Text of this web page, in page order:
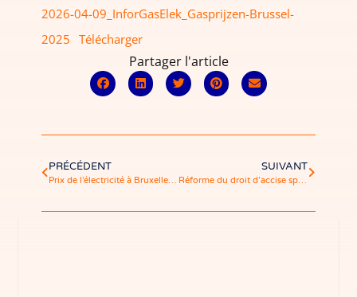
2026-04-09_InforGasElek_Gasprijzen-Brussel-
2025 Télécharger
Partager l'article
PRÉCÉDENT
Prix de l’électricité à Bruxelles: une baisse en 2025, mais des niveaux durablement élevés
SUIVANT
Réforme du droit d’accise spécial et suppression de la cotisation sur l’énergie : quel impact pour les ménages entre 2026 et 2029 ?